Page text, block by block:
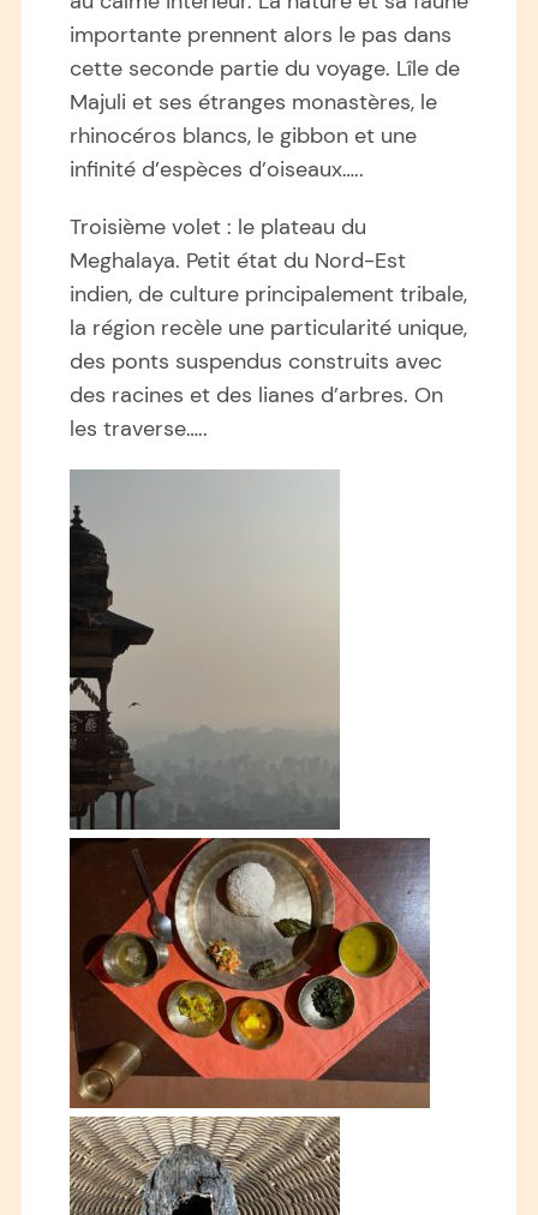
importante prennent alors le pas dans
cette seconde partie du voyage. Lîle de
Majuli et ses étranges monastères, le
rhinocéros blancs, le gibbon et une
infinité d’espèces d’oiseaux…..
Troisième volet : le plateau du
Meghalaya. Petit état du Nord-Est
indien, de culture principalement tribale,
la région recèle une particularité unique,
des ponts suspendus construits avec
des racines et des lianes d’arbres. On
les traverse…..